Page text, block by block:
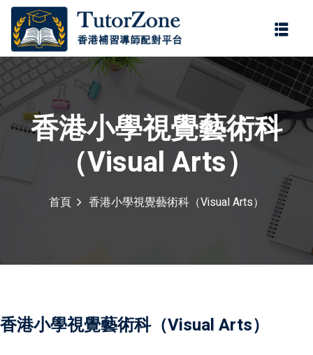
香港小學視覺藝術科
（Visual Arts）
首頁 香港小學視覺藝術科（Visual Arts）
香港小學視覺藝術科（Visual Arts）
登錄
忘記密碼?